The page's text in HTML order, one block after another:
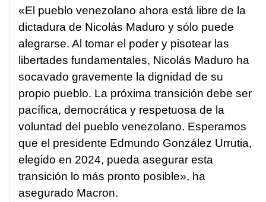
«El pueblo venezolano ahora está libre de la
dictadura de Nicolás Maduro y sólo puede
alegrarse. Al tomar el poder y pisotear las
libertades fundamentales, Nicolás Maduro ha
socavado gravemente la dignidad de su
propio pueblo. La próxima transición debe ser
pacífica, democrática y respetuosa de la
voluntad del pueblo venezolano. Esperamos
que el presidente Edmundo González Urrutia,
elegido en 2024, pueda asegurar esta
transición lo más pronto posible», ha
asegurado Macron.